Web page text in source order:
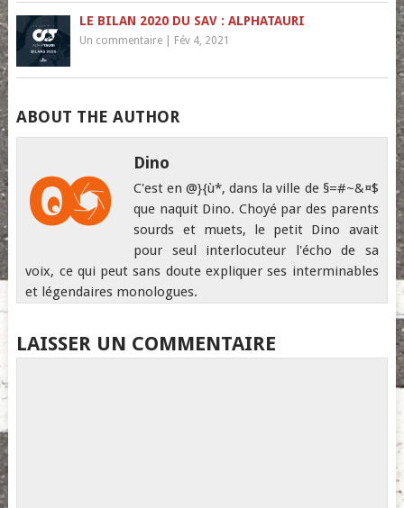
LE BILAN 2020 DU SAV : ALPHATAURI
Un commentaire| Fév 4, 2021
ABOUT THE AUTHOR
Dino
C'est en @}{ù*, dans la ville de §=#~&¤$
que naquit Dino. Choyé par des parents
sourds et muets, le petit Dino avait
pour seul interlocuteur l'écho de sa
voix, ce qui peut sans doute expliquer ses interminables
et légendaires monologues.
LAISSER UN COMMENTAIRE